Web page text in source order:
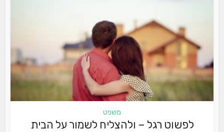
משפט
לפשוט רגל – ולהצליח לשמור על הבית